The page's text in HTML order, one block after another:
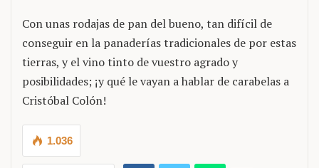
Con unas rodajas de pan del bueno, tan difícil de
conseguir en la panaderías tradicionales de por estas
tierras, y el vino tinto de vuestro agrado y
posibilidades; ¡y qué le vayan a hablar de carabelas a
Cristóbal Colón!
1.036